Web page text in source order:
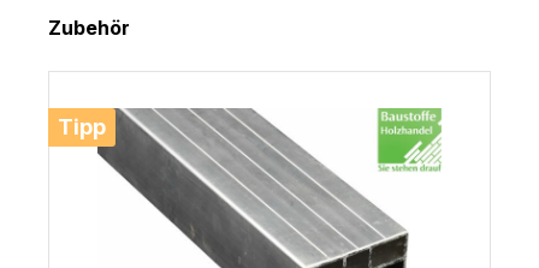
Produktgalerie überspringen
Zubehör
Tipp